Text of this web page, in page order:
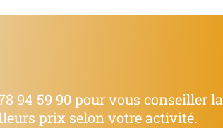
94 59 90 pour vous conseiller la
prix selon votre activité.